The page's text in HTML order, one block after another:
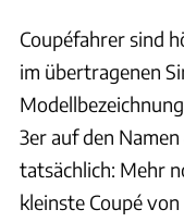
Coupéfahrer sind
im übertragenen
3er auf den
tatsächlich: Mehr
kleinste Coupé